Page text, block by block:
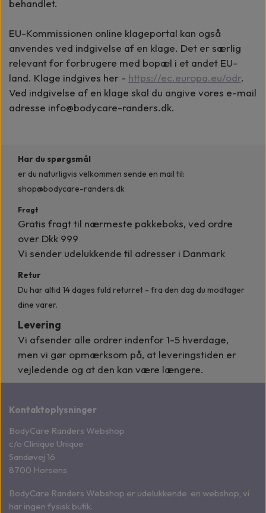
behandlet.
EU-Kommissionen online klageportal kan også
anvendes ved indgivelse af en klage. Det er særlig
relevant for forbrugere med bopæl i et andet EU-
land. Klage indgives her - https://ec.europa.eu/odr.
Ved indgivelse af en klage skal du angive vores e-mail
adresse info@bodycare-randers.dk.
Har du spørgsmål
er du naturligvis velkommen sende en mail til:
shop@bodycare-randers.dk
Fragt
Gratis fragt til nærmeste pakkeboks, ved ordre
over Dkk 999
Vi sender udelukkende til adresser i Danmark
Retur
Du har altid 14 dages fuld returret - fra den dag du modtager
dine varer.
Levering
Vi afsender alle ordrer indenfor1-5 hverdage,
men vi gør opmærksom på, at leveringstiden er
vejledende og at den kan være længere.
Kontaktoplysninger
BodyCare Randers Webshop
c/o Clinique Unique
Sandøvej 16
8700 Horsens
BodyCare Randers Webshop er udelukkende en webshop, vi
har ingen fysisk butik.